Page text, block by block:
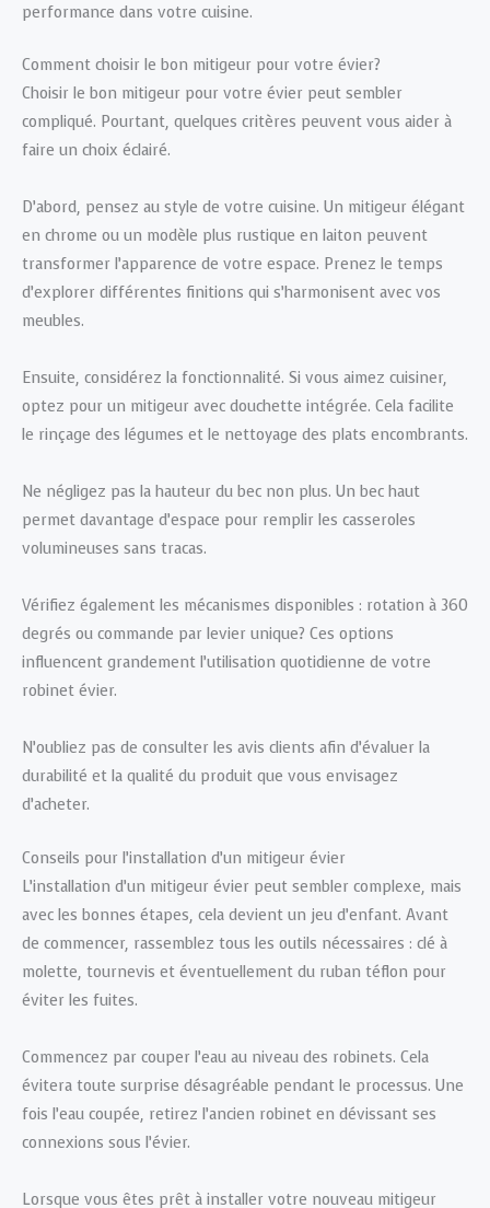
performance dans votre cuisine.
Comment choisir le bon mitigeur pour votre évier?
Choisir le bon mitigeur pour votre évier peut sembler
compliqué. Pourtant, quelques critères peuvent vous aider à
faire un choix éclairé.
D’abord, pensez au style de votre cuisine. Un mitigeur élégant
en chrome ou un modèle plus rustique en laiton peuvent
transformer l’apparence de votre espace. Prenez le temps
d’explorer différentes finitions qui s’harmonisent avec vos
meubles.
Ensuite, considérez la fonctionnalité. Si vous aimez cuisiner,
optez pour un mitigeur avec douchette intégrée. Cela facilite
le rinçage des légumes et le nettoyage des plats encombrants.
Ne négligez pas la hauteur du bec non plus. Un bec haut
permet davantage d’espace pour remplir les casseroles
volumineuses sans tracas.
Vérifiez également les mécanismes disponibles : rotation à 360
degrés ou commande par levier unique? Ces options
influencent grandement l’utilisation quotidienne de votre
robinet évier.
N’oubliez pas de consulter les avis clients afin d’évaluer la
durabilité et la qualité du produit que vous envisagez
d’acheter.
Conseils pour l’installation d’un mitigeur évier
L’installation d’un mitigeur évier peut sembler complexe, mais
avec les bonnes étapes, cela devient un jeu d’enfant. Avant
de commencer, rassemblez tous les outils nécessaires : clé à
molette, tournevis et éventuellement du ruban téflon pour
éviter les fuites.
Commencez par couper l’eau au niveau des robinets. Cela
évitera toute surprise désagréable pendant le processus. Une
fois l’eau coupée, retirez l’ancien robinet en dévissant ses
connexions sous l’évier.
Lorsque vous êtes prêt à installer votre nouveau mitigeur